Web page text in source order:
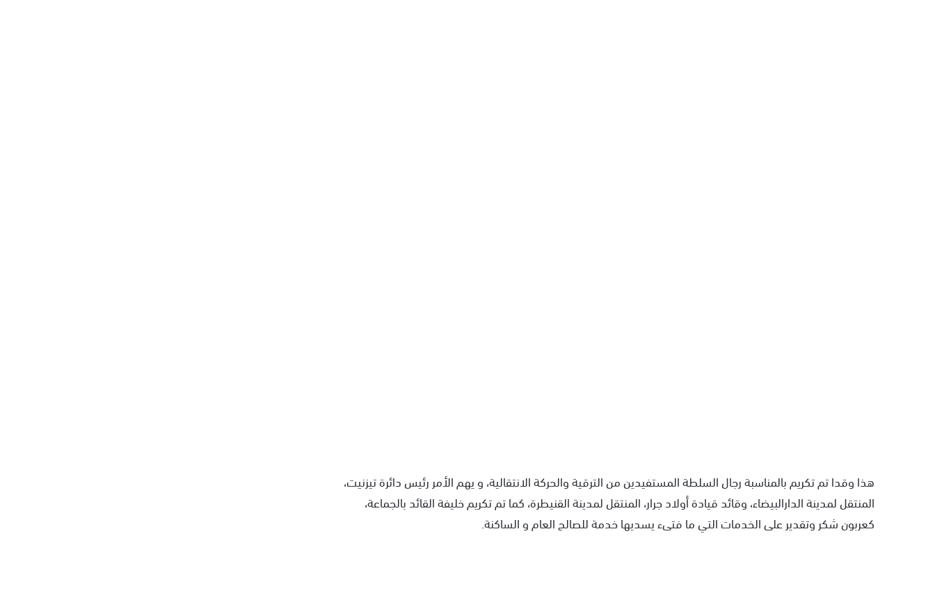
هذا وقدا تم تكريم بالمناسبة رجال السلطة المستفيدين من الترقية والحركة الانتقالية، و يهم الأمر رئيس دائرة تيزنيت،
المنتقل لمدينة الدارالبيضاء، وقائد قيادة أولاد جرار، المنتقل لمدينة القنيطرة، كما تم تكريم خليفة القائد بالجماعة،
كعربون شكر وتقدير على الخدمات التي ما فتىء يسديها خدمة للصالح العام و الساكنة.